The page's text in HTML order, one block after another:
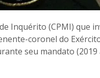
Inquérito (CPMI) que
coronel do
seu mandato